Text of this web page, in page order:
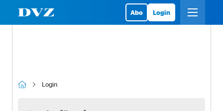
Abo Login
Login